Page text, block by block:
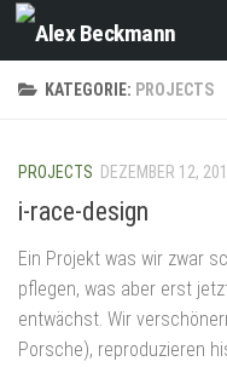
Zum Inhalt springen
KATEGORIE: PROJECTS
PROJECTS DEZEMBER 12,
i-race-design
Ein Projekt was wir zwar
pflegen, was aber erst
entwächst. Wir
Porsche), reproduzieren